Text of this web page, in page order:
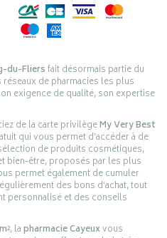
du-Fliersfait désormais partie du
réseaux de pharmacies les plus
exigence de qualité, son expertise
de la carte privilègeMy Very Best
qui vous permet d’accéder à de
de produits cosmétiques,
bien-être, proposés par les plus
permet également de cumuler
des bons d’achat, tout
personnalisé et des conseils
, lapharmacie Cayeuxvous